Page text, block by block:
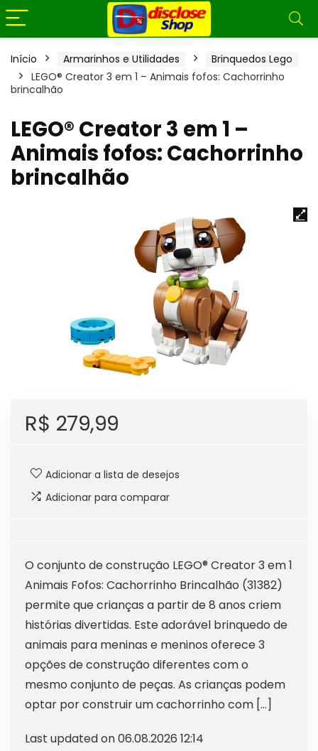
Início Armarinhos e Utilidades
Brinquedos Lego
LEGO® Creator 3 em 1 – Animais fofos: Cachorrinho
brincalhão
LEGO® Creator 3 em 1 –
Animais fofos: Cachorrinho
brincalhão
R$ 279,99
Adicionar a lista de desejos
Adicionar para comparar
O conjunto de construção LEGO® Creator 3 em 1
Animais Fofos: Cachorrinho Brincalhão (31382)
permite que crianças a partir de 8 anos criem
histórias divertidas. Este adorável brinquedo de
animais para meninas e meninos oferece 3
opções de construção diferentes com o
mesmo conjunto de peças. As crianças podem
optar por construir um cachorrinho com […]
Last updated on 06.08.2026 12:14